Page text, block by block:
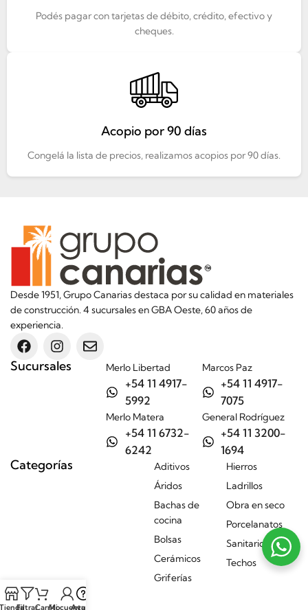
Podés pagar con tarjetas de débito, crédito, efectivo y
cheques.
Acopio por 90 días
Congelá la lista de precios, realizamos acopios por 90 días.
Desde 1951, Grupo Canarias destaca por su calidad en materiales
de construcción. 4 sucursales en GBA Oeste, 60 años de
experiencia.
Sucursales Merlo Libertad
+54 11 4917-
5992
Merlo Matera
+54 11 6732-
6242
Marcos Paz
+54 11 4917-
7075
General Rodríguez
+54 11 3200-
1694
Categorías
Aditivos
Áridos
Bachas de
cocina
Bolsas
Cerámicos
Griferías
Hierros
Ladrillos
Obra en seco
Porcelanatos
Sanitarios
Techos
FiltrarCarritoMi cuenta
Ayuda